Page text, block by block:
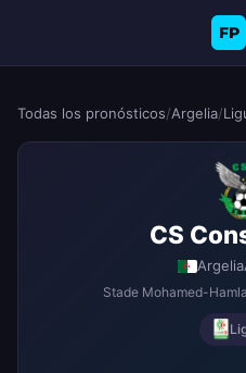
FP
Todas los pronósticos/Argelia/
CS
Argelia
Stade Mohamed-